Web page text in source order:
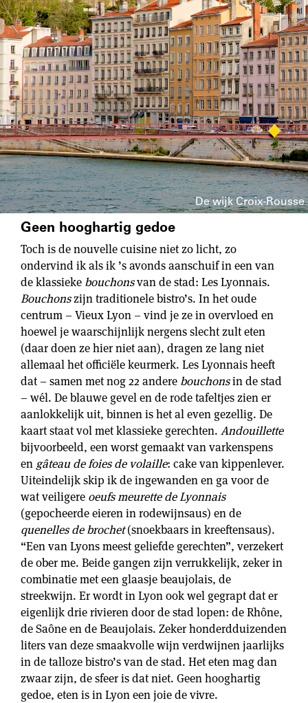
De wijk Croix-Rousse
Geen hooghartig gedoe
Toch is de nouvelle cuisine niet zo licht, zo
ondervind ik als ik ’s avonds aanschuif in een van
de klassieke bouchonsvan de stad: Les Lyonnais.
Bouchonszijn traditionele bistro’s. In het oude
centrum – Vieux Lyon – vind je ze in overvloed en
hoewel je waarschijnlijk nergens slecht zult eten
(daar doen ze hier niet aan), dragen ze lang niet
allemaal het officiële keurmerk. Les Lyonnais heeft
dat – samen met nog 22 andere bouchonsin de stad
– wél. De blauwe gevel en de rode tafeltjes zien er
aanlokkelijk uit, binnen is het al even gezellig. De
kaart staat vol met klassieke gerechten. Andouillette
bijvoorbeeld, een worst gemaakt van varkenspens
en gâteau de foies de volaille: cake van kippenlever.
Uiteindelijk skip ik de ingewanden en ga voor de
wat veiligere oeufs meurette de Lyonnais
(gepocheerde eieren in rodewijnsaus) en de
quenelles de brochet(snoekbaars in kreeftensaus).
“Een van Lyons meest geliefde gerechten”, verzekert
de ober me. Beide gangen zijn verrukkelijk, zeker in
combinatie met een glaasje beaujolais, de
streekwijn. Er wordt in Lyon ook wel gegrapt dat er
eigenlijk drie rivieren door de stad lopen: de Rhône,
de Saône en de Beaujolais. Zeker honderdduizenden
liters van deze smaakvolle wijn verdwijnen jaarlijks
in de talloze bistro’s van de stad. Het eten mag dan
zwaar zijn, de sfeer is dat niet. Geen hooghartig
gedoe, eten is in Lyon een joie de vivre.